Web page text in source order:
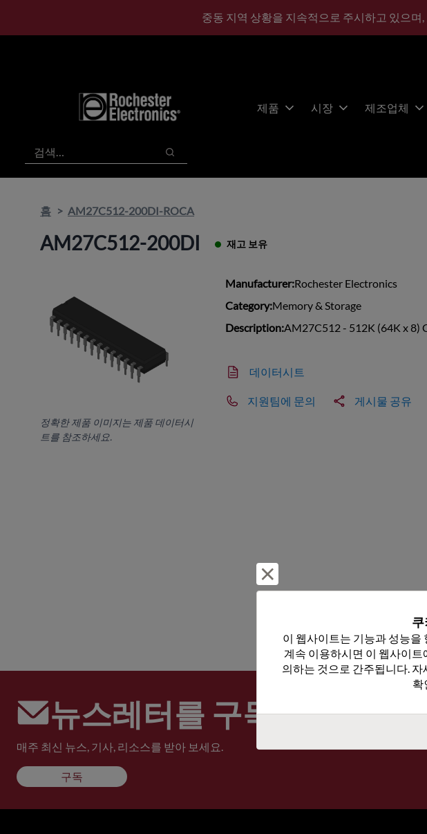
중동 지역 상황을 지속적으로 주시하고 있으
제품 시장 제조업체
검색
검색
홈 AM27C512-200DI-ROCA
AM27C512-200DI 재고 보유
정확한 제품 이미지는 제품 데이터시
트를 참조하세요.
Manufacturer:Rochester Electronics
Category:Memory & Storage
Description:AM27C512 - 512K (64K x 8)
데이터시트
지원팀에 문의 게시물 공유
뉴스레터를 구독하세요
매주 최신 뉴스, 기사, 리소스를 받아 보세요.
구독
쿠
이 웹사이트는 기능과 성능을
계속 이용하시면 이 웹사이
의하는 것으로 간주됩니다. 자
확